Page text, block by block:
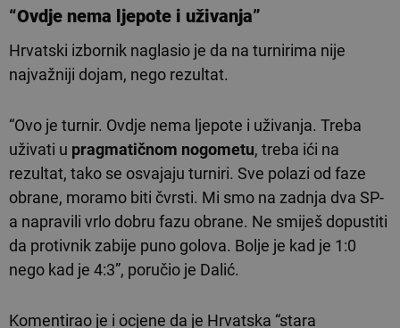
“Ovdje nema ljepote i uživanja”
Hrvatski izbornik naglasio je da na turnirima nije
najvažniji dojam, nego rezultat.
“Ovo je turnir. Ovdje nema ljepote i uživanja. Treba
uživati u pragmatičnom nogometu, treba ići na
rezultat, tako se osvajaju turniri. Sve polazi od faze
obrane, moramo biti čvrsti. Mi smo na zadnja dva SP-
a napravili vrlo dobru fazu obrane. Ne smiješ dopustiti
da protivnik zabije puno golova. Bolje je kad je 1:0
nego kad je 4:3”, poručio je Dalić.
Komentirao je i ocjene da je Hrvatska “stara